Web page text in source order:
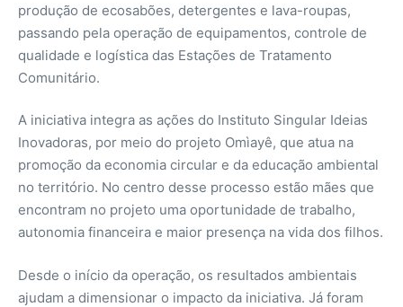
produção de ecosabões, detergentes e lava-roupas,
passando pela operação de equipamentos, controle de
qualidade e logística das Estações de Tratamento
Comunitário.
A iniciativa integra as ações do Instituto Singular Ideias
Inovadoras, por meio do projeto Omìayê, que atua na
promoção da economia circular e da educação ambiental
no território. No centro desse processo estão mães que
encontram no projeto uma oportunidade de trabalho,
autonomia financeira e maior presença na vida dos filhos.
Desde o início da operação, os resultados ambientais
ajudam a dimensionar o impacto da iniciativa. Já foram